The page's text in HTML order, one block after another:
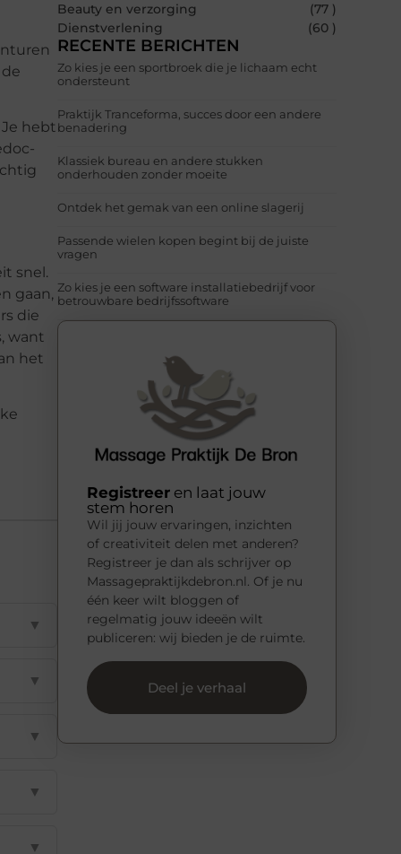
hebt
snel.
gaan,
die
want
het
▼
▼
▼
▼
▼
Beauty en verzorging
(77 )
Dienstverlening
(60 )
RECENTE BERICHTEN
Zo kies je een sportbroek die je lichaam echt
ondersteunt
Praktijk Tranceforma, succes door een andere
benadering
Klassiek bureau en andere stukken
onderhouden zonder moeite
Ontdek het gemak van een online slagerij
Passende wielen kopen begint bij de juiste
vragen
Zo kies je een software installatiebedrijf voor
betrouwbare bedrijfssoftware
Registreer en laat jouw
stem horen
Wil jij jouw ervaringen, inzichten
of creativiteit delen met anderen?
Registreer je dan als schrijver op
Massagepraktijkdebron.nl. Of je nu
één keer wilt bloggen of
regelmatig jouw ideeën wilt
publiceren: wij bieden je de ruimte.
Deel je verhaal